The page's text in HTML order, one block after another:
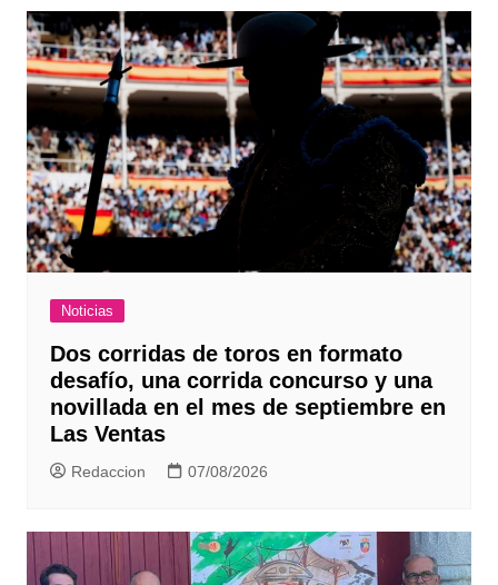
Noticias
Dos corridas de toros en formato
desafío, una corrida concurso y una
novillada en el mes de septiembre en
Las Ventas
Redaccion 07/08/2026